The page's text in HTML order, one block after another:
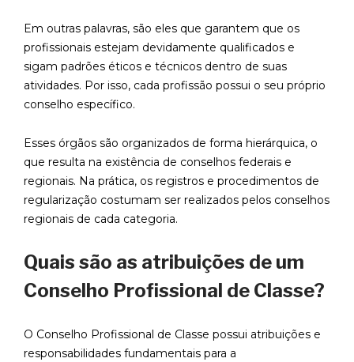
Em outras palavras, são eles que garantem que os
profissionais estejam devidamente qualificados e
sigam padrões éticos e técnicos dentro de suas
atividades. Por isso, cada profissão possui o seu próprio
conselho específico.
Esses órgãos são organizados de forma hierárquica, o
que resulta na existência de conselhos federais e
regionais. Na prática, os registros e procedimentos de
regularização costumam ser realizados pelos conselhos
regionais de cada categoria.
Quais são as atribuições de um
Conselho Profissional de Classe?
O Conselho Profissional de Classe possui atribuições e
responsabilidades fundamentais para a